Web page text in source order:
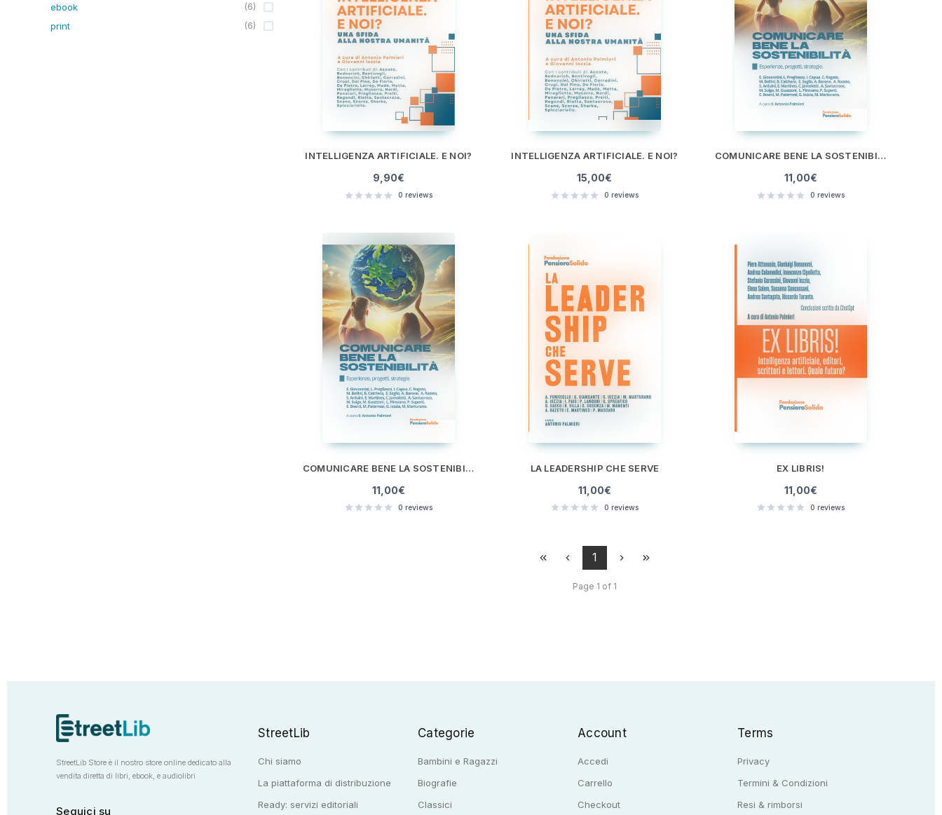
ebook (6)
print (6)
INTELLIGENZA ARTIFICIALE. E NOI?
9,90€
0 reviews
INTELLIGENZA ARTIFICIALE. E NOI?
15,00€
0 reviews
COMUNICARE BENE LA SOSTENIBILITÀ
11,00€
0 reviews
COMUNICARE BENE LA SOSTENIBILITÀ
11,00€
0 reviews
LA LEADERSHIP CHE SERVE
11,00€
0 reviews
EX LIBRIS!
11,00€
0 reviews
1
Page 1 of 1
StreetLib Store è il nostro store online dedicato alla
vendita diretta di libri, ebook, e audiolibri
Seguici su
StreetLib
Chi siamo
La piattaforma di distribuzione
Ready: servizi editoriali
Categorie
Bambini e Ragazzi
Biografie
Classici
Account
Accedi
Carrello
Checkout
Terms
Privacy
Termini & Condizioni
Resi & rimborsi